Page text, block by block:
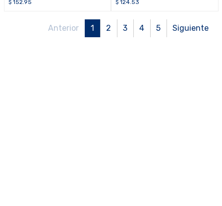
$ 152.95 $ 124.53
Anterior 1 2 3 4 5 Siguiente